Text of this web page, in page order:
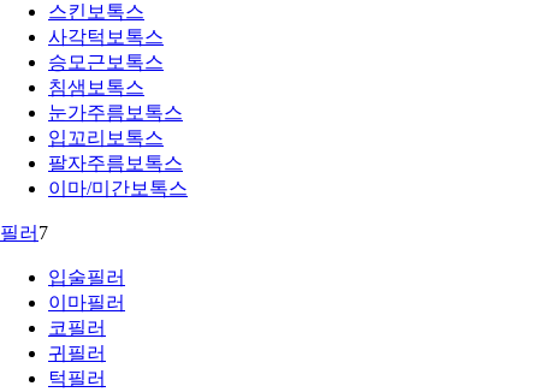
스킨보톡스
사각턱보톡스
승모근보톡스
침샘보톡스
눈가주름보톡스
입꼬리보톡스
팔자주름보톡스
이마/미간보톡스
필러 7
입술필러
이마필러
코필러
귀필러
턱필러